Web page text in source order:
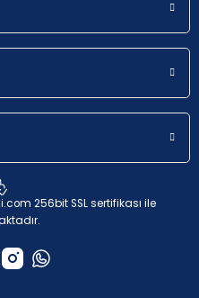
256bit SSL sertifikası ile